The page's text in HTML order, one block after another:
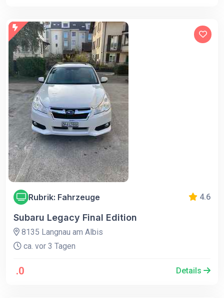
Rubrik: Fahrzeuge 4.6
Subaru Legacy Final Edition
8135 Langnau am Albis
ca. vor 3 Tagen
.0 Details